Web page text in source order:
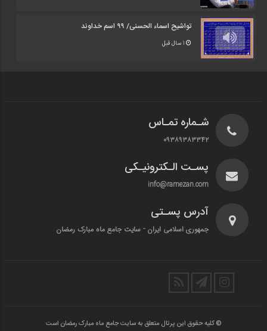
تواشیح اسماء الحسنی/ ۹۹ اسم خداوند
1 سال قبل
شـماره تمـاس
۰۹۳۸۹۳۸۳۳۴۲
پسـت الـکترونیـکی
info@ramezan.com
آدرس پسـتی
جمهوری اسلامی ایران - سایت جامع ماه مبارک رمضان
© کلیه حقوق این پرتال متعلق به سایت جامع ماه مبارک رمضان است